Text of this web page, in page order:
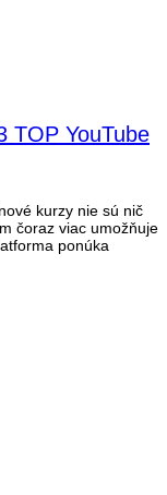
TOP YouTube
kurzy nie sú nič
čoraz viac umožňuje
ponúka